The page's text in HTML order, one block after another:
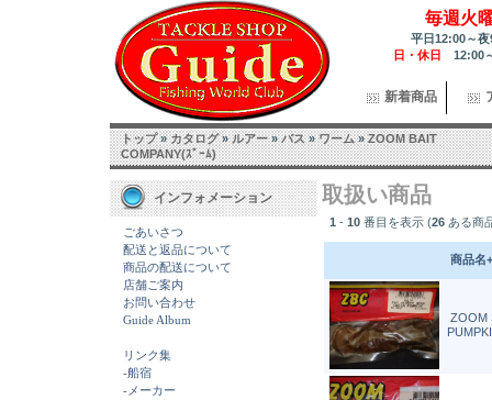
毎週火
平日12:00～
日・休日 12:00
新着商品
トップ»カタログ»ルアー»バス»ワーム»ZOOM BAIT
COMPANY(ｽﾞｰﾑ)
インフォメーション
ごあいさつ
配送と返品について
商品の配送について
店舗ご案内
お問い合わせ
Guide Album
リンク集
-船宿
-メーカー
取扱い商品
1 - 10 番目を表示 (26 ある商
商品名+
ZOOM